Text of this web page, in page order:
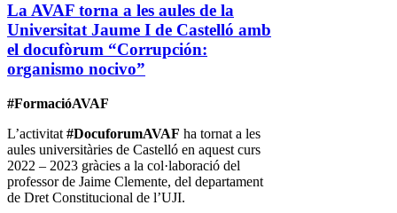
La AVAF torna a les aules de la
Universitat Jaume I de Castelló amb
el docufòrum “Corrupción:
organismo nocivo”
#FormacióAVAF
L’activitat #DocuforumAVAF ha tornat a les
aules universitàries de Castelló en aquest curs
2022 – 2023 gràcies a la col·laboració del
professor de Jaime Clemente, del departament
de Dret Constitucional de l’UJI.